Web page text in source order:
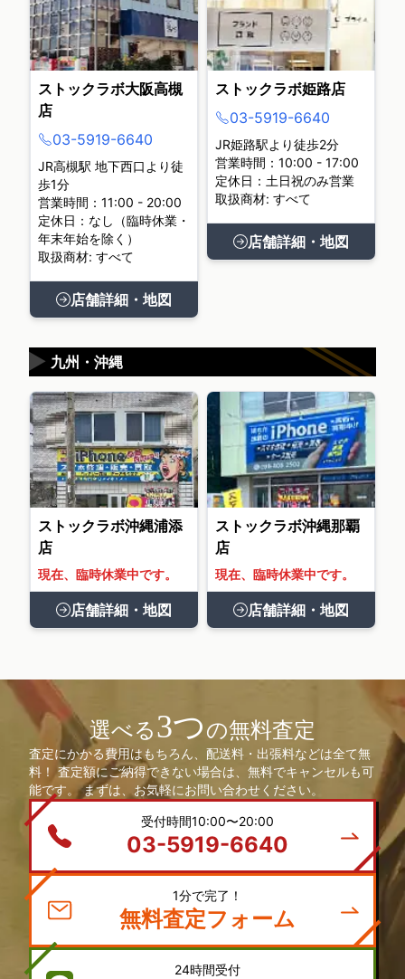
ストックラボ大阪高槻
店
03-5919-6640
JR高槻駅 地下西口より徒
歩1分
営業時間：11:00 - 20:00
定休日：なし（臨時休業・
年末年始を除く）
取扱商材: すべて
店舗詳細・地図
ストックラボ姫路店
03-5919-6640
JR姫路駅より徒歩2分
営業時間：10:00 - 17:00
定休日：土日祝のみ営業
取扱商材: すべて
店舗詳細・地図
九州・沖縄
▶
ストックラボ沖縄浦添
店
現在、臨時休業中です。
店舗詳細・地図
ストックラボ沖縄那覇
店
現在、臨時休業中です。
店舗詳細・地図
選べる3つの無料査定
査定にかかる費用はもちろん、配送料・出張料などは全て無
料！ 査定額にご納得できない場合は、無料でキャンセルも可
能です。 まずは、お気軽にお問い合わせください。
受付時間10:00〜20:00
03-5919-6640
1分で完了！
無料査定フォーム
24時間受付